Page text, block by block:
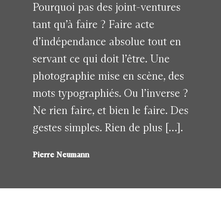
Pourquoi pas des joint-ventures
tant qu’à faire ? Faire acte
d’indépendance absolue tout en
servant ce qui doit l’être. Une
photographie mise en scène, des
mots typographiés. Ou l’inverse ?
Ne rien faire, et bien le faire. Des
gestes simples. Rien de plus […].
Pierre Neumann